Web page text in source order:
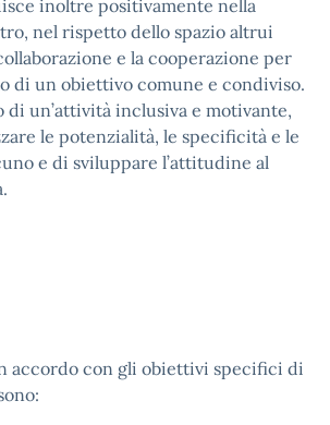
inoltre positivamente nella
nel rispetto dello spazio altrui
e la cooperazione per
di un obiettivo comune e condiviso.
di un’attività inclusiva e motivante,
le potenzialità, le specificità e le
e di sviluppare l’attitudine al
accordo con gli obiettivi specifici di